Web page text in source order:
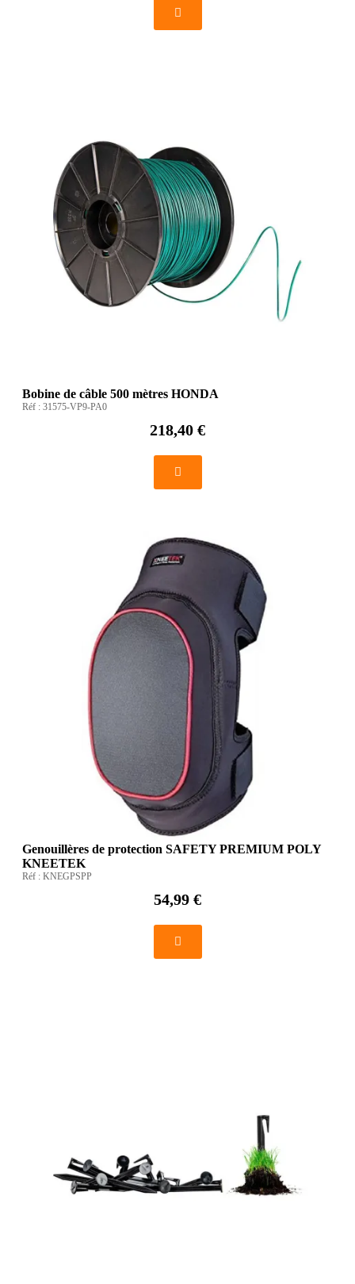
Bobine de câble 500 mètres HONDA
Réf : 31575-VP9-PA0
218,40 €
Genouillères de protection SAFETY PREMIUM POLY
KNEETEK
Réf : KNEGPSPP
54,99 €